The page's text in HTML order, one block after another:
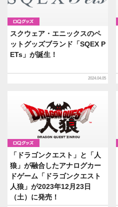
スクウェア・エニックスのペ
ットグッズブランド「SQEX P
ETs」が誕生！
2024.04.05
「ドラゴンクエスト」と「人
狼」が融合したアナログカー
ドゲーム「ドラゴンクエスト
人狼」が2023年12月23日
（土）に発売！